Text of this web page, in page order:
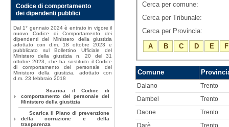
Cerca per comune:
Cerca per Tribunale:
Cerca per Provincia:
A
B C D E F
Comune
Daiano Trento
Dambel Trento
Daone Trento
Darè Trento
Codice di comportamento
dei dipendenti pubblici
Dal 1° gennaio 2024 è entrato in vigore il
nuovo Codice di Comportamento dei
dipendenti del Ministero della giustizia
adottato con d.m. 18 ottobre 2023 e
pubblicato sul Bollettino Ufficiale del
Ministero della giustizia n. 20 del 31
ottobre 2023, che ha sostituito il Codice
di comportamento del personale del
Ministero della giustizia, adottato con
d.m. 23 febbraio 2018
Scarica il Codice di
comportamento del personale del
Ministero della giustizia
Scarica il Piano di prevenzione
della corruzione e della
trasparenza